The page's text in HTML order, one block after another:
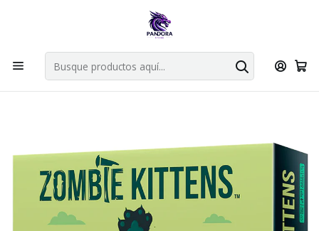
Por compras en cartas singles superiores a 49.990 el envio es
Explorar singles
Inicio Juegos de mesa Familiares Zombie Kittens - Español